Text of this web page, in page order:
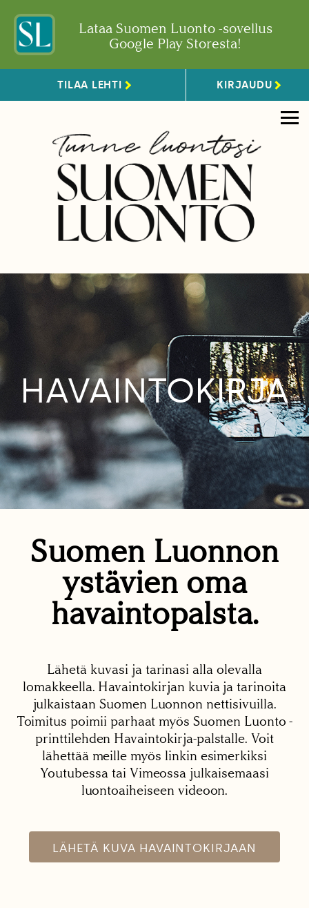
Lataa Suomen Luonto -sovellus
Google Play Storesta!
TILAA LEHTI KIRJAUDU
HAVAINTOKIRJA
Suomen Luonnon
ystävien oma
havaintopalsta.
Lähetä kuvasi ja tarinasi alla olevalla
lomakkeella. Havaintokirjan kuvia ja tarinoita
julkaistaan Suomen Luonnon nettisivuilla.
Toimitus poimii parhaat myös Suomen Luonto -
printtilehden Havaintokirja-palstalle. Voit
lähettää meille myös linkin esimerkiksi
Youtubessa tai Vimeossa julkaisemaasi
luontoaiheiseen videoon.
LÄHETÄ KUVA HAVAINTOKIRJAAN